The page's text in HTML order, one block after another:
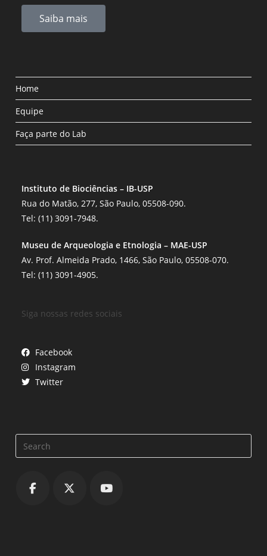
Saiba mais
Home
Equipe
Faça parte do Lab
Instituto de Biociências – IB-USP
Rua do Matão, 277, São Paulo, 05508-090.
Tel: (11) 3091-7948.
Museu de Arqueologia e Etnologia – MAE-USP
Av. Prof. Almeida Prado, 1466, São Paulo, 05508-070.
Tel: (11) 3091-4905.
Siga nossas redes sociais
Facebook
Instagram
Twitter